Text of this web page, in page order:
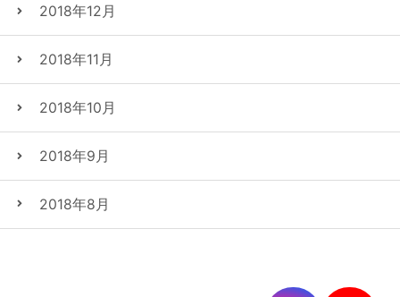
2018年12月
2018年11月
2018年10月
2018年9月
2018年8月